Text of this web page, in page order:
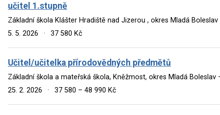
učitel 1.stupně
Základní škola Klášter Hradiště nad Jizerou , okres Mladá
5. 5. 2026
· 37 580 Kč
Učitel/učitelka přírodovědných předmětů
Základní škola a mateřská škola, Kněžmost, okres Mladá Boleslav
25. 2. 2026
· 37 580 – 48 990 Kč